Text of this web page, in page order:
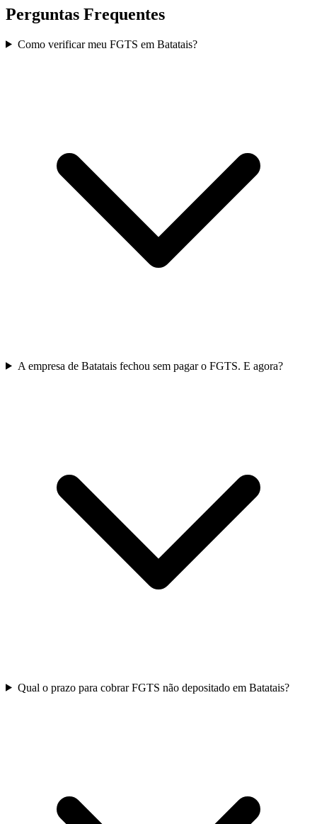
Perguntas Frequentes
Como verificar meu FGTS em Batatais?
A empresa de Batatais fechou sem pagar o FGTS. E agora?
Qual o prazo para cobrar FGTS não depositado em Batatais?